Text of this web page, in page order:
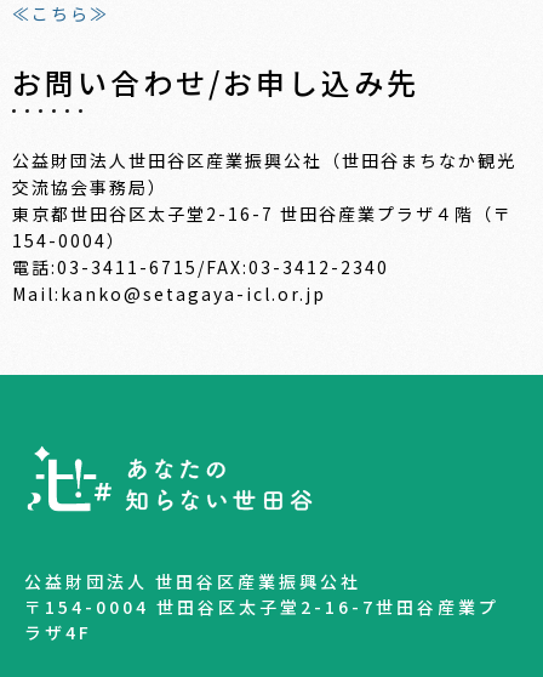
≪こちら≫
お問い合わせ/お申し込み先
公益財団法人世田谷区産業振興公社（世田谷まちなか観光
交流協会事務局）
東京都世田谷区太子堂2-16-7 世田谷産業プラザ４階（〒
154-0004）
電話:03-3411-6715/FAX:03-3412-2340
Mail:kanko@setagaya-icl.or.jp
公益財団法人 世田谷区産業振興公社
〒154-0004 世田谷区太子堂2-16-7世田谷産業プ
ラザ4F